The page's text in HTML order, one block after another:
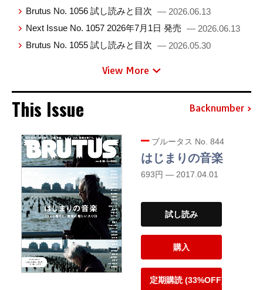
Brutus No. 1056 試し読みと目次 — 2026.06.13
Next Issue No. 1057 2026年7月1日 発売 — 2026.06.13
Brutus No. 1055 試し読みと目次 — 2026.05.30
View More
This Issue Backnumber
ブルータス No. 844
はじまりの音楽
693円 — 2017.04.01
試し読み
購入
定期購読 (33%OFF)